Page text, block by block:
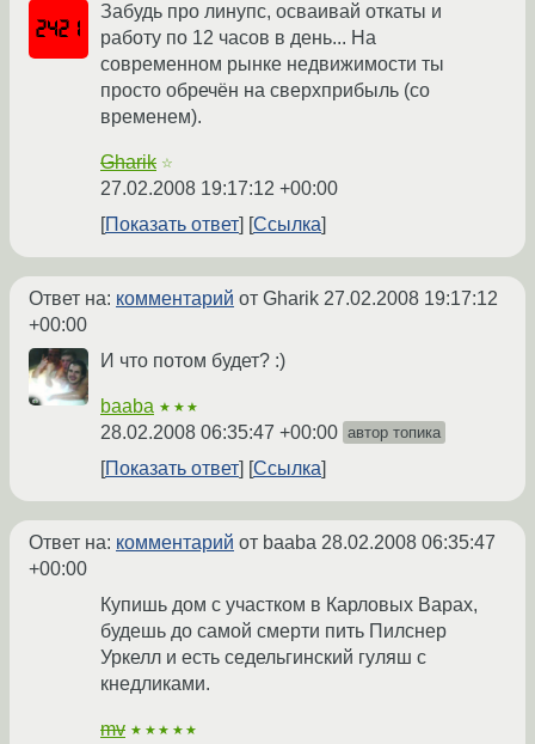
Забудь про линупс, осваивай откаты и
работу по 12 часов в день... На
современном рынке недвижимости ты
просто обречён на сверхприбыль (со
временем).
Gharik ☆
27.02.2008 19:17:12 +00:00
Показать ответ
Ссылка
Ответ на: комментарий от Gharik 27.02.2008 19:17:12
+00:00
И что потом будет? :)
baaba ★★★
28.02.2008 06:35:47 +00:00 автор топика
Показать ответ Ссылка
Ответ на: комментарий от baaba 28.02.2008 06:35:47
+00:00
Купишь дом с участком в Карловых Варах,
будешь до самой смерти пить Пилснер
Уркелл и есть седельгинский гуляш с
кнедликами.
mv ★★★★★